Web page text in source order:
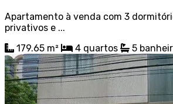
Apartamento à venda com 3
privativos e ...
179.65 m²
4 quartos 5